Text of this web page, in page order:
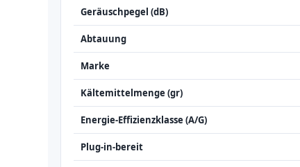
Geräuschpegel (dB)
Abtauung
Marke
Kältemittelmenge (gr)
Energie-Effizienzklasse (A/G)
Plug-in-bereit